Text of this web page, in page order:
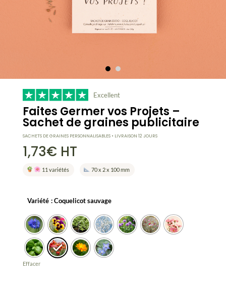
Excellent
Faites Germer vos Projets –
Sachet de graines publicitaire
SACHETS DE GRAINES PERSONNALISABLES • LIVRAISON 12 JOURS
1,73€ HT
11 variétés 70 x 2 x 100 mm
Variété : Coquelicot sauvage
Effacer